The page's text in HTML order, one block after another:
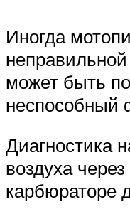
Иногда
может быть
неспособный
Диагностика
воздуха
карбюраторе